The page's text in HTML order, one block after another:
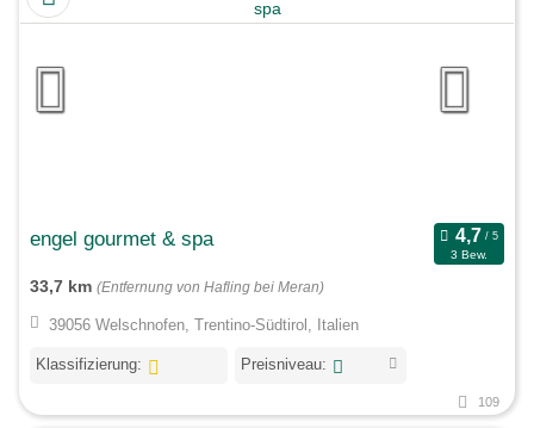
engel gourmet & spa
3 Bew.
33,7 km (Entfernung von Hafling bei Meran)
39056 Welschnofen, Trentino-Südtirol, Italien
Klassifizierung: Preisniveau:
109